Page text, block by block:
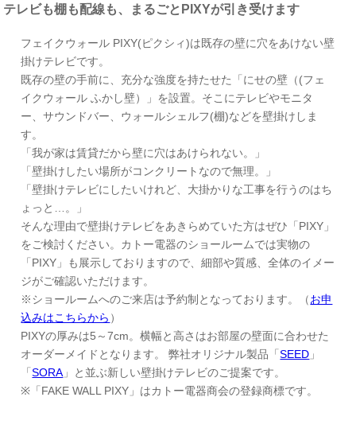
テレビも棚も配線も、まるごとPIXYが引き受けます
フェイクウォール PIXY(ピクシィ)は既存の壁に穴をあけない壁
掛けテレビです。
既存の壁の手前に、充分な強度を持たせた「にせの壁（(フェ
イクウォール ふかし壁）」を設置。そこにテレビやモニタ
ー、サウンドバー、ウォールシェルフ(棚)などを壁掛けしま
す。
「我が家は賃貸だから壁に穴はあけられない。」
「壁掛けしたい場所がコンクリートなので無理。」
「壁掛けテレビにしたいけれど、大掛かりな工事を行うのはち
ょっと…。」
そんな理由で壁掛けテレビをあきらめていた方はぜひ「PIXY」
をご検討ください。カトー電器のショールームでは実物の
「PIXY」も展示しておりますので、細部や質感、全体のイメー
ジがご確認いただけます。
※ショールームへのご来店は予約制となっております。（お申
込みはこちらから ）
PIXYの厚みは5～7cm。横幅と高さはお部屋の壁面に合わせた
オーダーメイドとなります。 弊社オリジナル製品「SEED 」
「SORA」と並ぶ新しい壁掛けテレビのご提案です。
※「FAKE WALL PIXY」はカトー電器商会の登録商標です。